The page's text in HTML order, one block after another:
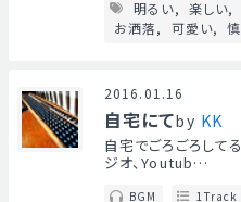
明るい 楽しい
お洒落
可愛い
2016.01.16
自宅にてby KK
自宅でごろごろして
ジオ、Youtub…
BGM 1Track